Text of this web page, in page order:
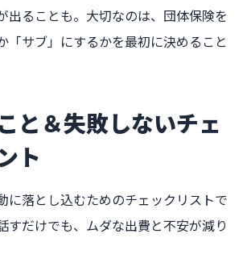
出ることも。大切なのは、団体保険を
「サブ」にするかを最初に決めること
と＆失敗しないチェ
ト
に落とし込むためのチェックリストで
すだけでも、ムダな出費と不安が減り